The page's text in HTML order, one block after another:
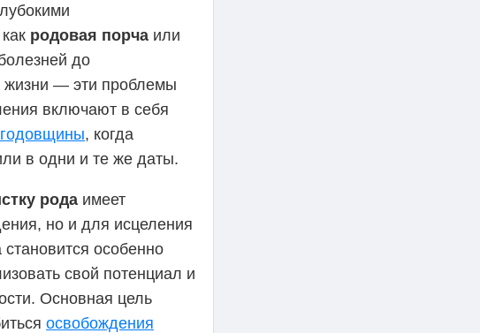
родовая порча или
до
жизни — эти проблемы
включают в себя
, когда
в одни и те же даты.
рода имеет
но и для исцеления
особенно
свой потенциал и
Основная цель
освобождения